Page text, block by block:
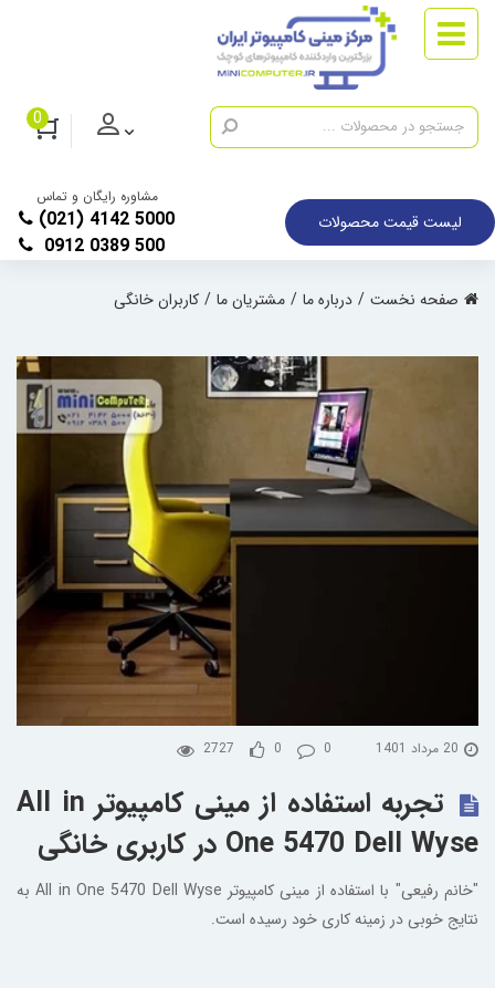
0
لیست قیمت محصولات
مشاوره رایگان و تماس
(021) 4142 5000
0912 0389 500
صفحه نخست درباره ما مشتریان ما کاربران خانگی
20 مرداد 1401 2727 0 0
تجربه استفاده از مینی کامپیوتر All in
One 5470 Dell Wyse در کاربری خانگی
"خانم رفیعی" با استفاده از مینی کامپیوتر All in One 5470 Dell Wyse به
نتایج خوبی در زمینه کاری خود رسیده است.